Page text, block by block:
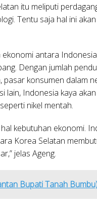
itu meliputi
Tentu saja hal ini
antara
Dengan jumlah
konsumen dalam
lain, Indonesia kaya
nikel mentah.
kebutuhan ekonomi.
Korea Selatan
jelas Ageng.
Bupati Tanah